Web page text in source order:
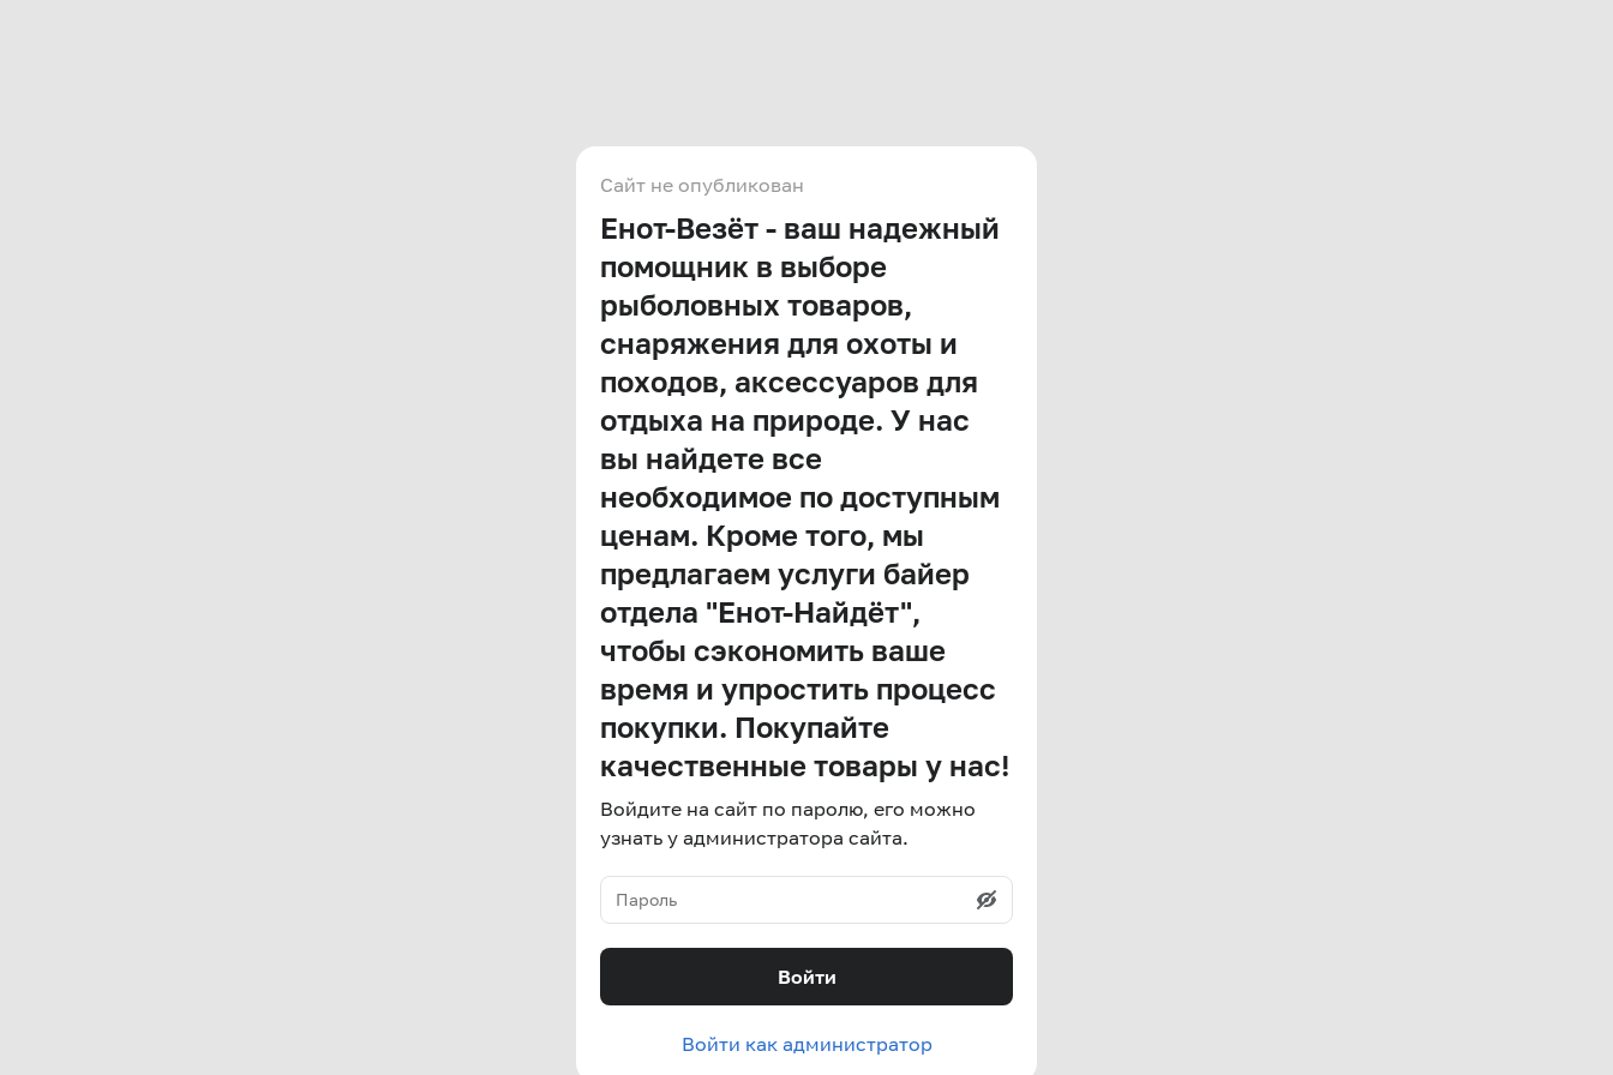
Сайт не опубликован
Енот-Везёт - ваш надежный
помощник в выборе
рыболовных товаров,
снаряжения для охоты и
походов, аксессуаров для
отдыха на природе. У нас
вы найдете все
необходимое по доступным
ценам. Кроме того, мы
предлагаем услуги байер
отдела "Енот-Найдёт",
чтобы сэкономить ваше
время и упростить процесс
покупки. Покупайте
качественные товары у нас!
Войдите на сайт по паролю, его можно
узнать у администратора сайта.
Войти
Войти как администратор